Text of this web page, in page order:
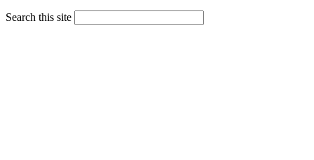
Search this site